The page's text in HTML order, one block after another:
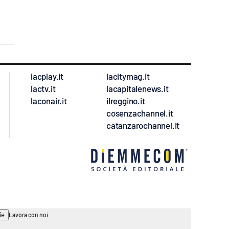
lacplay.it
lactv.it
laconair.it
lacitymag.it
lacapitalenews.it
ilreggino.it
cosenzachannel.it
catanzarochannel.it
Lavora con noi